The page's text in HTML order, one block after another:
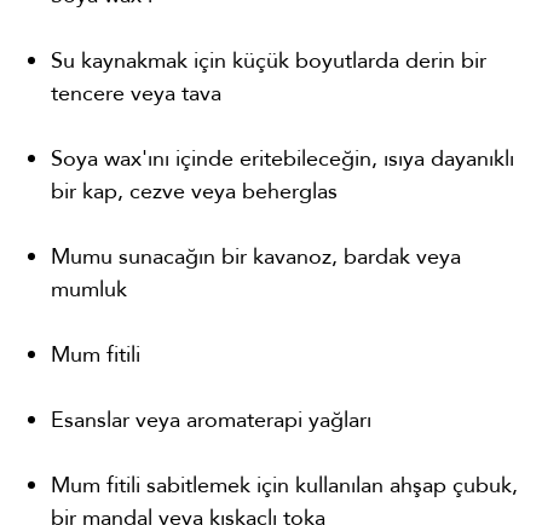
Su kaynakmak için küçük boyutlarda derin bir
tencere veya tava
Soya wax'ını içinde eritebileceğin, ısıya dayanıklı
bir kap, cezve veya beherglas
Mumu sunacağın bir kavanoz, bardak veya
mumluk
Mum fitili
Esanslar veya aromaterapi yağları
Mum fitili sabitlemek için kullanılan ahşap çubuk,
bir mandal veya kıskaçlı toka